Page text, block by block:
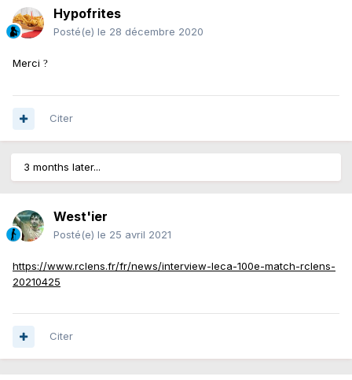
Hypofrites
Posté(e) le 28 décembre 2020
Merci ?
Citer
3 months later...
West'ier
Posté(e) le 25 avril 2021
https://www.rclens.fr/fr/news/interview-leca-100e-match-rclens-
20210425
Citer